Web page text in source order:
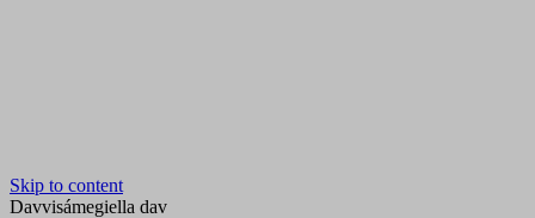
Skip to content
Davvisámegiella dav